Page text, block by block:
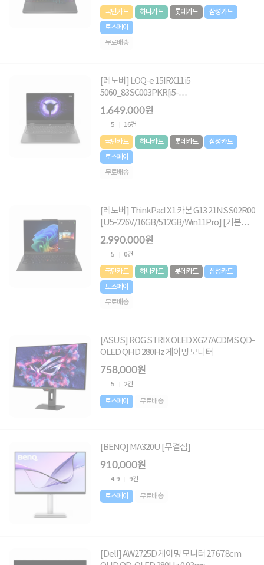
국민카드 하나카드 롯데카드
삼성카드
토스페이
무료배송
[레노버] LOQ-e 15IRX11 i5
5060_83SC003PKR[i5-
13450HX/16G/512GB/RTX-5060/FD] [기본
제품]
1,649,000원
5 16건
국민카드 하나카드 롯데카드
삼성카드
토스페이
무료배송
[레노버] ThinkPad X1 카본 G13 21NSS02R00
[U5-226V/16GB/512GB/Win11Pro] [기본제
품]
2,990,000원
5 0건
국민카드 하나카드 롯데카드
삼성카드
토스페이
무료배송
[ASUS] ROG STRIX OLED XG27ACDMS QD-
OLED QHD 280Hz 게이밍 모니터
758,000원
5 2건
토스페이 무료배송
[BENQ] MA320U [무결점]
910,000원
4.9 9건
토스페이 무료배송
[Dell] AW2725D 게이밍 모니터 27 67.8cm